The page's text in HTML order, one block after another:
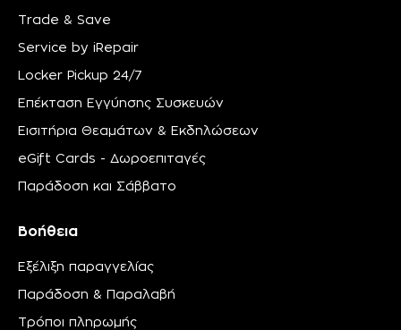
Trade & Save
Service by iRepair
Locker Pickup 24/7
Επέκταση Εγγύησης Συσκευών
Εισιτήρια Θεαμάτων & Εκδηλώσεων
eGift Cards - Δωροεπιταγές
Παράδοση και Σάββατο
Βοήθεια
Εξέλιξη παραγγελίας
Παράδοση & Παραλαβή
Τρόποι πληρωμής